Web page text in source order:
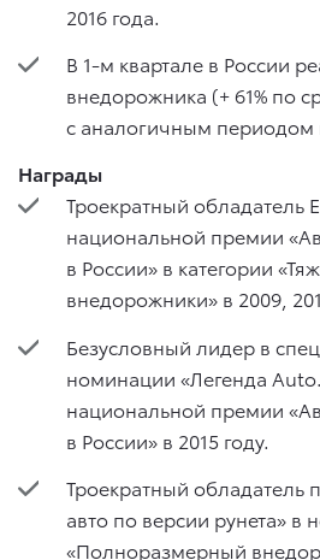
2016 года.
В 1-м квартале в России
внедорожника (+ 61% по
с аналогичным периодом
Награды
Троекратный обладатель
национальной премии
в России» в категории
внедорожники» в 2009,
Безусловный лидер в
номинации «Легенда
национальной премии
в России» в 2015 году.
Троекратный обладатель
авто по версии рунета» в
«Полноразмерный